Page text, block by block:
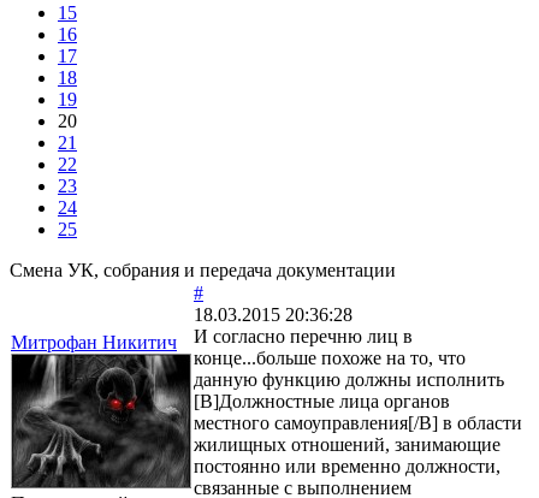
15
16
17
18
19
20
21
22
23
24
25
Смена УК, собрания и передача документации
Митрофан Никитич
#
18.03.2015 20:36:28
И согласно перечню лиц в
конце...больше похоже на то, что
данную функцию должны исполнить
[B]Должностные лица органов
местного самоуправления[/B] в области
жилищных отношений, занимающие
постоянно или временно должности,
связанные с выполнением